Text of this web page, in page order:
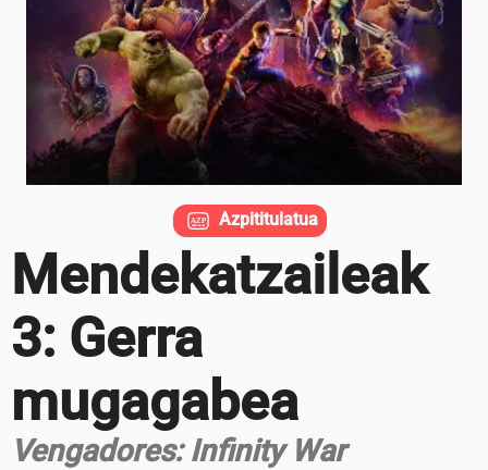
Mendekatzaileak
3: Gerra
mugagabea
Vengadores: Infinity War
Azpititulatua